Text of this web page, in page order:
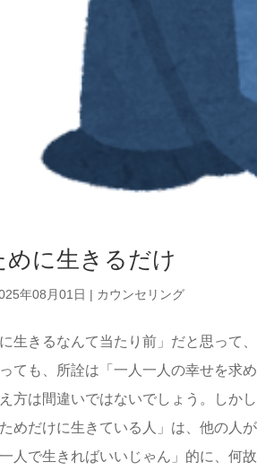
めに生きるだけ
年08月01日 | カウンセリング
に生きるなんて当たり前」だと思って
ても、所詮は「一人一人の幸せを求
方は間違いではないでしょう。しか
めだけに生きている人」は、他の人
人で生きればいいじゃん」的に、何